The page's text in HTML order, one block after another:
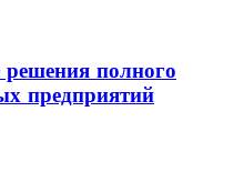
полного
предприятий